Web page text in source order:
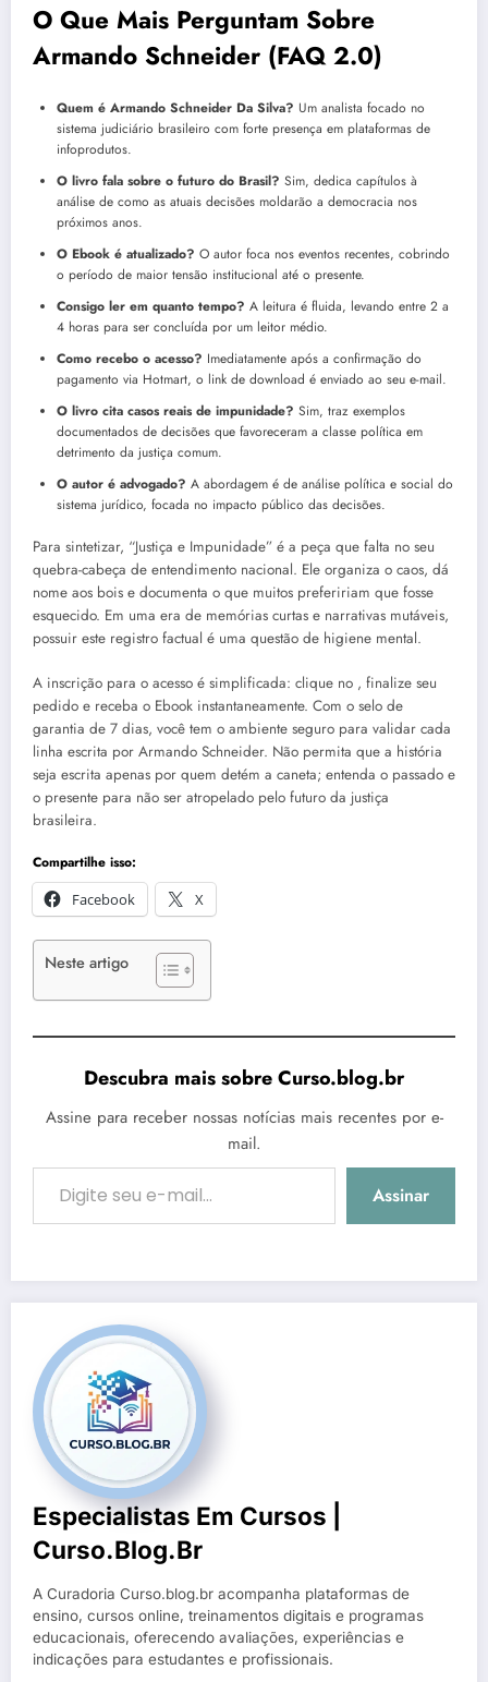
O Que Mais Perguntam Sobre
Armando Schneider (FAQ 2.0)
Quem é Armando Schneider Da Silva? Um analista focado no
sistema judiciário brasileiro com forte presença em plataformas de
infoprodutos.
O livro fala sobre o futuro do Brasil? Sim, dedica capítulos à
análise de como as atuais decisões moldarão a democracia nos
próximos anos.
O Ebook é atualizado? O autor foca nos eventos recentes, cobrindo
o período de maior tensão institucional até o presente.
Consigo ler em quanto tempo? A leitura é fluida, levando entre 2 a
4 horas para ser concluída por um leitor médio.
Como recebo o acesso? Imediatamente após a confirmação do
pagamento via Hotmart, o link de download é enviado ao seu e-mail.
O livro cita casos reais de impunidade? Sim, traz exemplos
documentados de decisões que favoreceram a classe política em
detrimento da justiça comum.
O autor é advogado? A abordagem é de análise política e social do
sistema jurídico, focada no impacto público das decisões.
Para sintetizar, “Justiça e Impunidade” é a peça que falta no seu
quebra-cabeça de entendimento nacional. Ele organiza o caos, dá
nome aos bois e documenta o que muitos prefeririam que fosse
esquecido. Em uma era de memórias curtas e narrativas mutáveis,
possuir este registro factual é uma questão de higiene mental.
A inscrição para o acesso é simplificada: clique no , finalize seu
pedido e receba o Ebook instantaneamente. Com o selo de
garantia de 7 dias, você tem o ambiente seguro para validar cada
linha escrita por Armando Schneider. Não permita que a história
seja escrita apenas por quem detém a caneta; entenda o passado e
o presente para não ser atropelado pelo futuro da justiça
brasileira.
Compartilhe isso:
Facebook
X
Neste artigo
Descubra mais sobre Curso.blog.br
Assine para receber nossas notícias mais recentes por e-
mail.
Digite seu e-mail…
Assinar
Especialistas Em Cursos |
Curso.blog.br
A Curadoria Curso.blog.br acompanha plataformas de
ensino, cursos online, treinamentos digitais e programas
educacionais, oferecendo avaliações, experiências e
indicações para estudantes e profissionais.